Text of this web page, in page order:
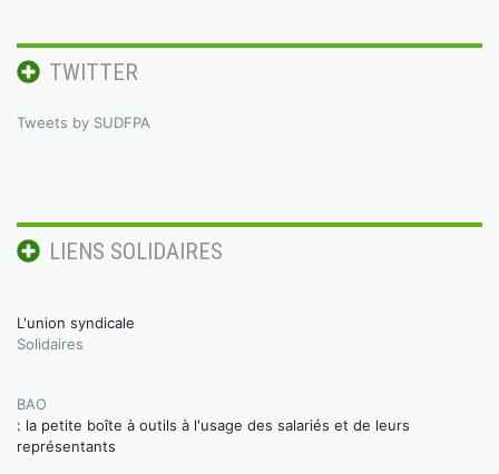
TWITTER
Tweets by SUDFPA
LIENS SOLIDAIRES
L'union syndicale
Solidaires
BAO
: la petite boîte à outils à l'usage des salariés et de leurs
représentants